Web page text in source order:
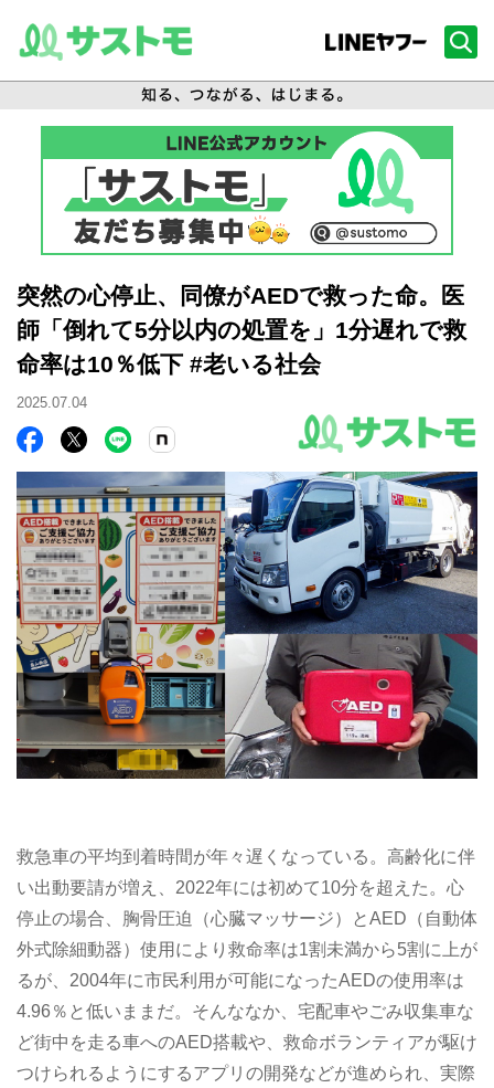
突然の心停止、同僚がAEDで救った命。医
師「倒れて5分以内の処置を」1分遅れで救
命率は10％低下 #老いる社会
2025.07.04
救急車の平均到着時間が年々遅くなっている。高齢化に伴
い出動要請が増え、2022年には初めて10分を超えた。心
停止の場合、胸骨圧迫（心臓マッサージ）とAED（自動体
外式除細動器）使用により救命率は1割未満から5割に上が
るが、2004年に市民利用が可能になったAEDの使用率は
4.96％と低いままだ。そんななか、宅配車やごみ収集車な
ど街中を走る車へのAED搭載や、救命ボランティアが駆け
つけられるようにするアプリの開発などが進められ、実際